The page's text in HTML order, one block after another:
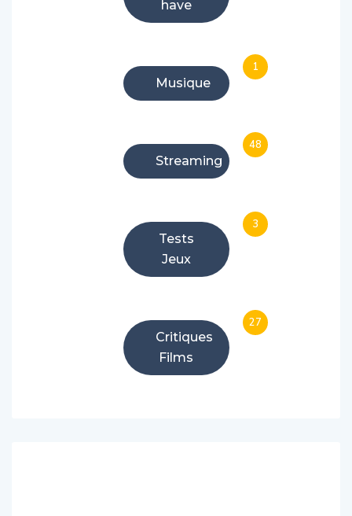
have
Musique
1
Streaming
48
Tests
Jeux
3
Critiques
Films
27